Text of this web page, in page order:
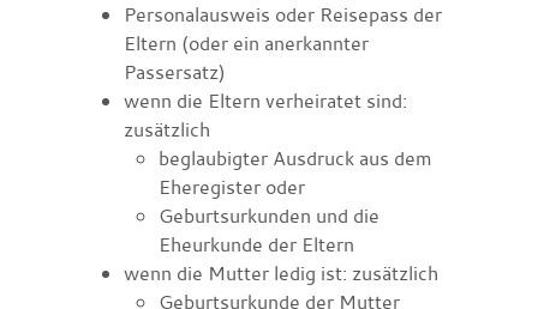
Personalausweis oder Reisepass der
Eltern (oder ein anerkannter
Passersatz)
wenn die Eltern verheiratet sind:
zusätzlich
beglaubigter Ausdruck aus dem
Eheregister oder
Geburtsurkunden und die
Eheurkunde der Eltern
wenn die Mutter ledig ist: zusätzlich
Geburtsurkunde der Mutter